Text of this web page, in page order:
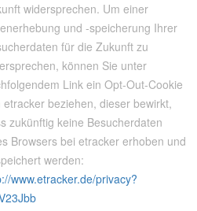
widersprechen. Um einer
und -speicherung Ihrer
für die Zukunft zu
können Sie unter
Link ein Opt-Out-Cookie
etracker beziehen, dieser bewirkt,
zukünftig keine Besucherdaten
Browsers bei etracker erhoben und
werden:
www.etracker.de/privacy?